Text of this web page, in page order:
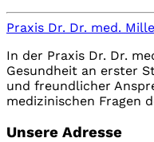
Praxis Dr. Dr. med.
In der Praxis Dr. Dr.
Gesundheit an erster
und freundlicher
medizinischen Fragen
Unsere Adresse